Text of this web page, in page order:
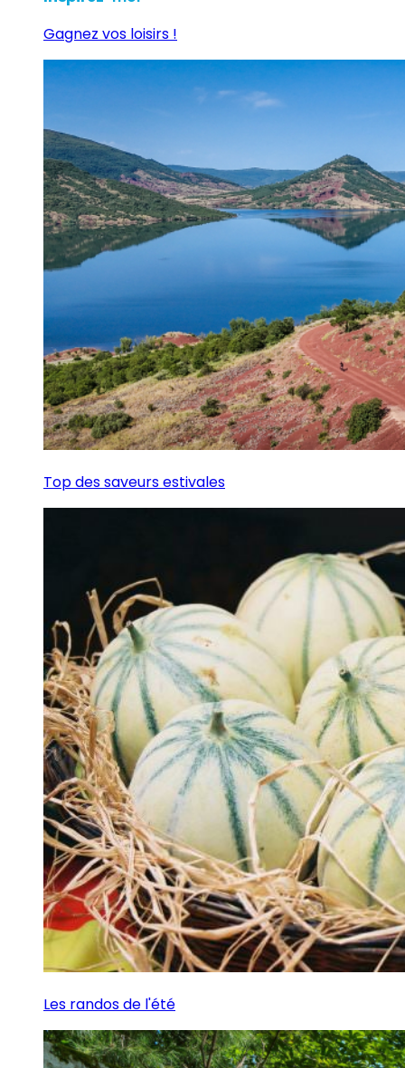
Gagnez vos loisirs !
Top des saveurs estivales
Les randos de l'été